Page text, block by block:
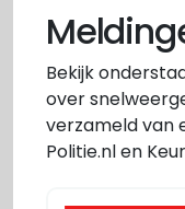
Bekijk
over
verzameld van
Politie.nl en